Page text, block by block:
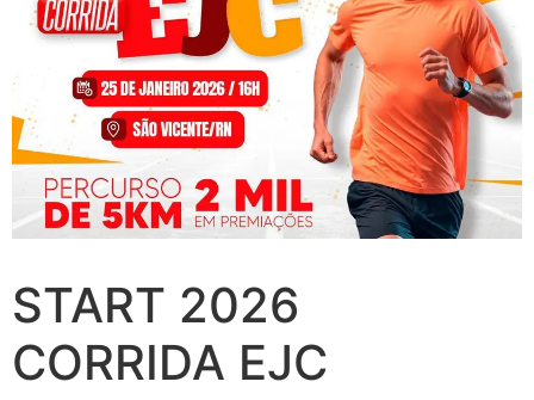
START 2026
CORRIDA EJC